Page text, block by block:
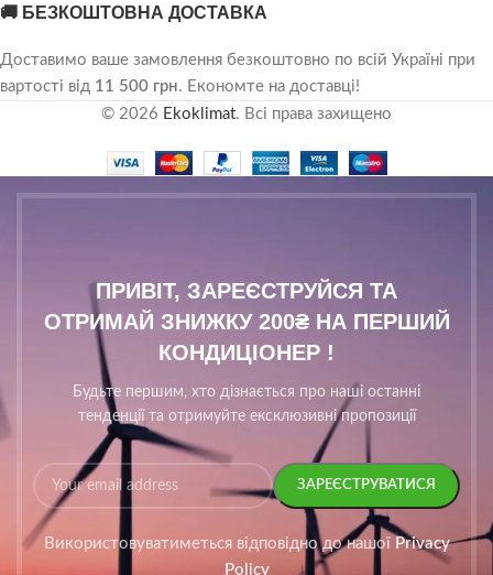
🚚 БЕЗКОШТОВНА ДОСТАВКА
Доставимо ваше замовлення безкоштовно по всій Україні при
вартості від 11 500 грн. Економте на доставці!
© 2026 Ekoklimat. Всі права захищено
ПРИВІТ, ЗАРЕЄСТРУЙСЯ ТА
ОТРИМАЙ ЗНИЖКУ 200₴ НА ПЕРШИЙ
КОНДИЦІОНЕР !
Будьте першим, хто дізнається про наші останні
тенденції та отримуйте ексклюзивні пропозиції
Використовуватиметься відповідно до нашої Privacy
Policy